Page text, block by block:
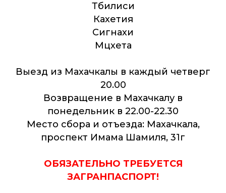
Тбилиси
Кахетия
Сигнахи
Мцхета
Выезд из Махачкалы в каждый четверг
20.00
Возвращение в Махачкалу в
понедельник в 22.00-22.30
Место сбора и отъезда: Махачкала,
проспект Имама Шамиля, 31г
ОБЯЗАТЕЛЬНО ТРЕБУЕТСЯ
ЗАГРАНПАСПОРТ!